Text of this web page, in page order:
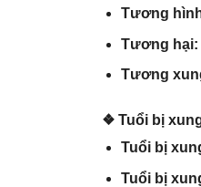
Tươnɡ
Tươnɡ hại:
Tươnɡ
❖ Tuổi bị
Tuổi bị
Tuổi bị